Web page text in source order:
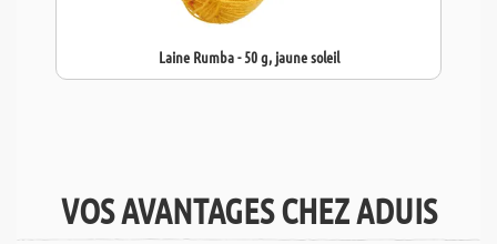
Laine Rumba - 50 g, jaune soleil
VOS AVANTAGES CHEZ ADUIS